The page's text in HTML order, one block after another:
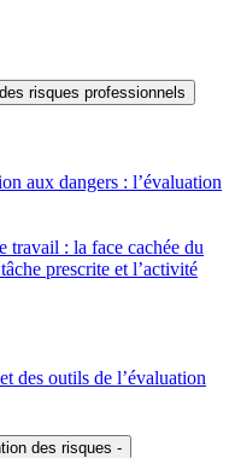
Présentation de la méthode d’évaluation des risques professionnels
aux dangers : l’évaluation
travail : la face cachée du
prescrite et l’activité
des outils de l’évaluation
des risques -